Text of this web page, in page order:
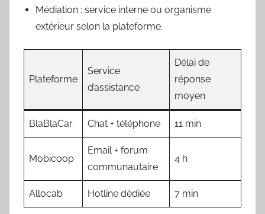
Médiation : service interne ou organisme
extérieur selon la plateforme.
Plateforme
Service
d’assistance
Délai de
réponse
moyen
BlaBlaCar Chat + téléphone 11 min
Mobicoop
Email + forum
communautaire
4 h
Allocab Hotline dédiée 7 min